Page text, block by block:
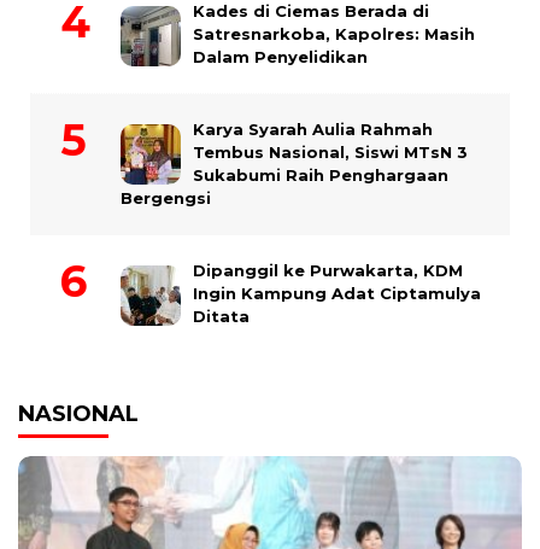
Kades di Ciemas Berada di
Satresnarkoba, Kapolres: Masih
Dalam Penyelidikan
Karya Syarah Aulia Rahmah
Tembus Nasional, Siswi MTsN 3
Sukabumi Raih Penghargaan
Bergengsi
Dipanggil ke Purwakarta, KDM
Ingin Kampung Adat Ciptamulya
Ditata
NASIONAL